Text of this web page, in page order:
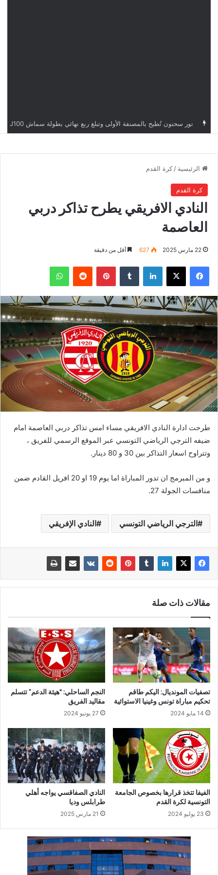
جمال حيمودي يغادر رئاسة الإدارة الوطنية للتحكيم
الرئيسية / كرة القدم
كرة القدم
النادي الافريقي يطرح تذاكر دربي
العاصمة
22 مارس 2025 627 أقل من دقيقة
فيسبوك ‫X لينكدإن بينتيريست واتساب
طرحت ادارة النادي الافريقي مساء امس تذاكر دربي العاصمة امام
ضيفه الترجي الرياضي التونسي عبر الموقع الرسمي للفريق ،
وتتراوح اسعار التذاكر بين 30 و 80 دينار.
و من المبرمج ان تدور المباراة اما يوم 19 او 20 افريل القادم ضمن
منافسات الجولة 27.
الترجي الرياضي التونسي النادي الإفريقي
مقالات ذات صلة
تصفيات المونديال: اليكم طاقم
تحكيم مباراة تونس وغينيا الاستوائية
14 مايو 2024
النجم الساحلي: “هيئة الدعم” تتسلم
مقاليد الفريق
27 يونيو 2024
الفيفا تتخذ قرارها بخصوص الجامعة
التونسية لكرة القدم
23 يوليو 2024
النادي الصفاقسي يواجه أهلي
طرابلس وديا
21 مارس 2025